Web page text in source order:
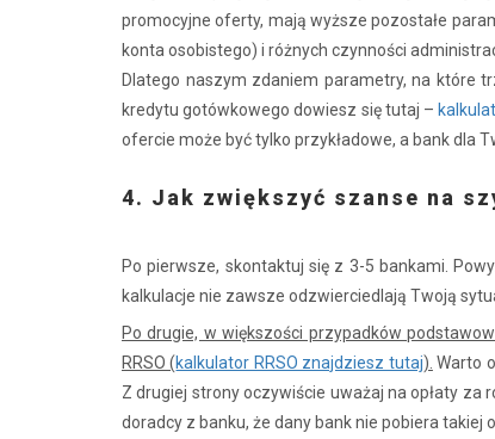
promocyjne oferty, mają wyższe pozostałe
konta osobistego) i różnych czynności
Dlatego naszym zdaniem parametry, na które
kredytu gotówkowego dowiesz się tutaj –
ofercie może być tylko przykładowe, a bank dla
4. Jak zwiększyć szanse na
Po pierwsze, skontaktuj się z 3-5 bankami.
kalkulacje nie zawsze odzwierciedlają Twoją
Po drugie, w większości przypadków
RRSO (kalkulator RRSO znajdziesz tutaj). Warto
Z drugiej strony oczywiście uważaj na opłaty
doradcy z banku, że dany bank nie pobiera takiej